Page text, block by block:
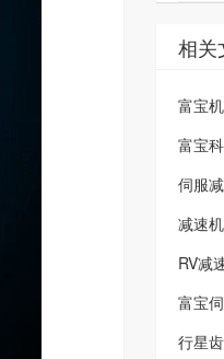
相关
富宝
富宝
伺服
减速
RV减
富宝
行星